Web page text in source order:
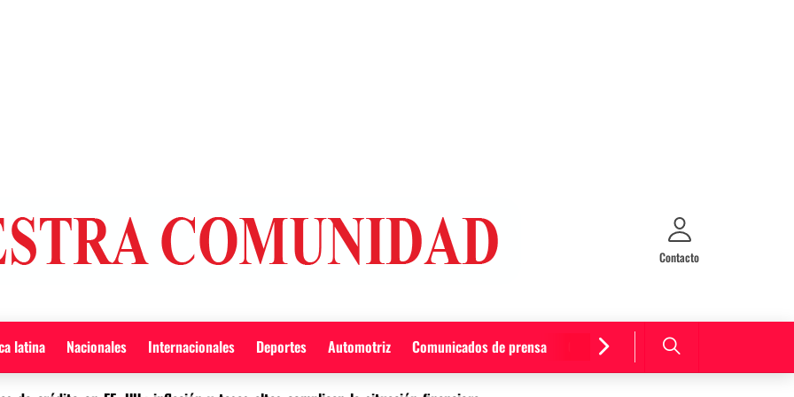
Contacto
latina Nacionales Internacionales Deportes Automotriz Comunicados de prensa Cultura y entretenimiento